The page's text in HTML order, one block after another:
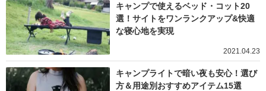
キャンプで使えるベッド・コット20
選！サイトをワンランクアップ&快適
な寝心地を実現
2021.04.23
キャンプライトで暗い夜も安心！選び
方＆用途別おすすめアイテム15選